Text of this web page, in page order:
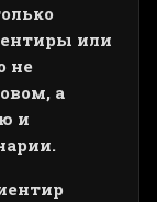
или
не
а
и